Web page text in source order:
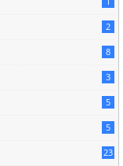
2
8
3
5
5
23